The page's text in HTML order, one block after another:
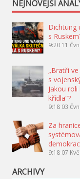
NEJNOVĚJŠÍ
Dichtung
s
9:20 11
„Bratři
s
Jakou
křídla“?
9:18 03
Za
9:18 07
ARCHIVY